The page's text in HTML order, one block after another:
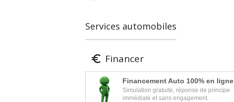
Services automobiles
 Financer
Financement Auto 100% en ligne
Simulation gratuite, réponse de principe
immédiate et sans engagement.